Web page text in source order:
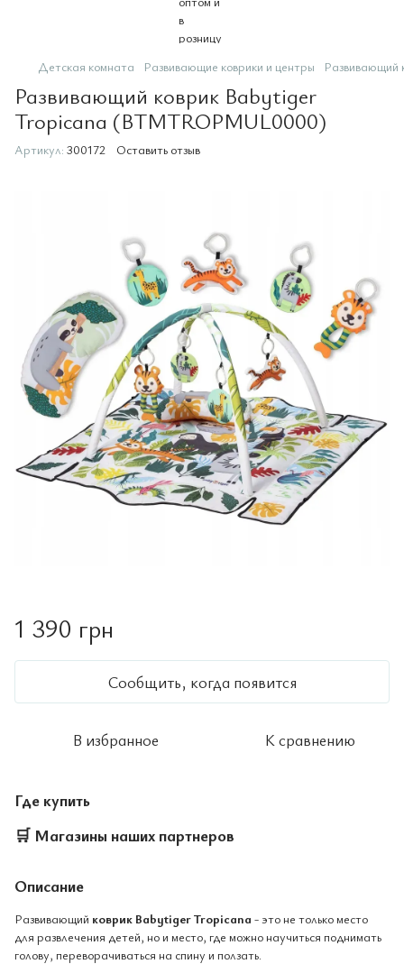
Детская комната Развивающие коврики и центры
Развивающий коврик Babytiger
Tropicana (BTMTROPMUL0000)
Артикул: 300172 Оставить отзыв
1 390 грн
Сообщить, когда появится
В избранное К сравнению
Где купить
🛒 Магазины наших партнеров
Описание
Развивающий коврик Babytiger Tropicana - это не только место
для развлечения детей, но и место, где можно научиться поднимать
голову, переворачиваться на спину и ползать.